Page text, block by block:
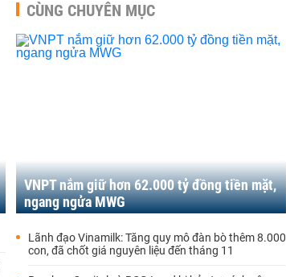
CÙNG CHUYÊN MỤC
VNPT nắm giữ hơn 62.000 tỷ đồng tiền mặt,
ngang ngửa MWG
Lãnh đạo Vinamilk: Tăng quy mô đàn bò thêm 8.000
con, đã chốt giá nguyên liệu đến tháng 11